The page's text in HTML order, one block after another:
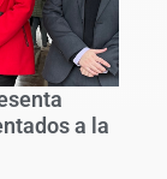
a la